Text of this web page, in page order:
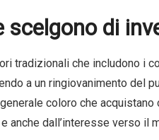
scelgono di
tradizionali che includono i
a un ringiovanimento del
coloro che acquistano
dall’interesse verso il